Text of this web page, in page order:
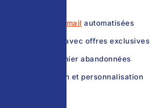
email automatisées
Newsletters avec offres exclusives
Relances panier abandonnées
Segmentation et personnalisation